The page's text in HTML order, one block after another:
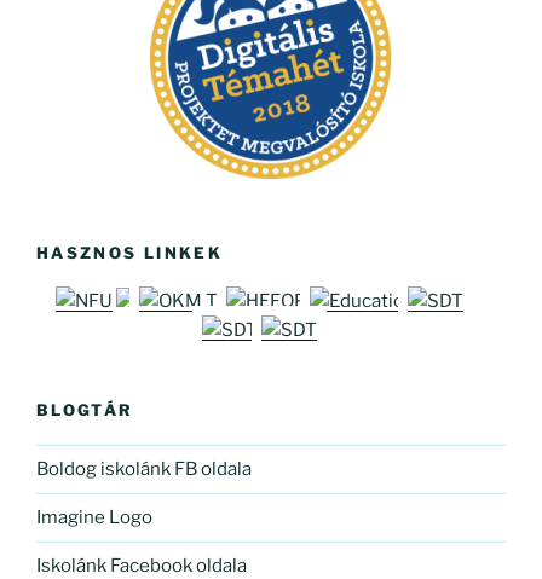
HASZNOS LINKEK
BLOGTÁR
Boldog iskolánk FB oldala
Imagine Logo
Iskolánk Facebook oldala